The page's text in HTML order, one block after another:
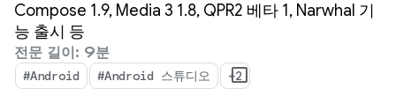
Compose 1.9, Media 3 1.8, QPR2 베타 1, Narwhal 기
능 출시 등
전문 길이: 9분
#Android #Android 스튜디오 +2